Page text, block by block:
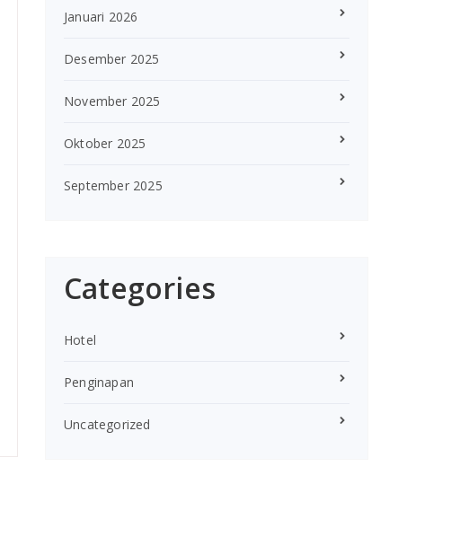
Januari 2026
Desember 2025
November 2025
Oktober 2025
September 2025
Categories
Hotel
Penginapan
Uncategorized